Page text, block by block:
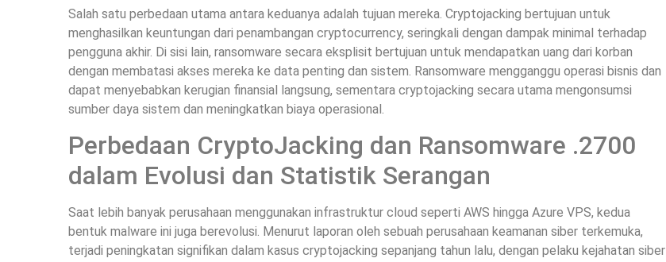
Salah satu perbedaan utama antara keduanya adalah tujuan mereka. Cryptojacking bertujuan untuk
menghasilkan keuntungan dari penambangan cryptocurrency, seringkali dengan dampak minimal terhadap
pengguna akhir. Di sisi lain, ransomware secara eksplisit bertujuan untuk mendapatkan uang dari korban
dengan membatasi akses mereka ke data penting dan sistem. Ransomware mengganggu operasi bisnis dan
dapat menyebabkan kerugian finansial langsung, sementara cryptojacking secara utama mengonsumsi
sumber daya sistem dan meningkatkan biaya operasional.
Perbedaan CryptoJacking dan Ransomware .2700
dalam Evolusi dan Statistik Serangan
Saat lebih banyak perusahaan menggunakan infrastruktur cloud seperti AWS hingga Azure VPS, kedua
bentuk malware ini juga berevolusi. Menurut laporan oleh sebuah perusahaan keamanan siber terkemuka,
terjadi peningkatan signifikan dalam kasus cryptojacking sepanjang tahun lalu, dengan pelaku kejahatan siber